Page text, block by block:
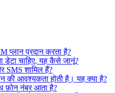
प्लान प्रदान करता है?
डेटा चाहिए, यह कैसे जानूं?
SMS शामिल हैं?
की आवश्यकता होती है। यह क्या है?
फ़ोन नंबर आता है?